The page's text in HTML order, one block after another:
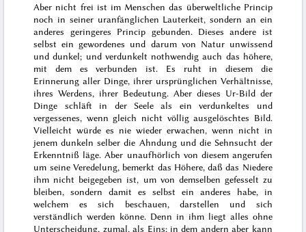
Aber nicht frei ist im Menschen das überweltliche Princip
noch in seiner uranfänglichen Lauterkeit, sondern an ein
anderes geringeres Princip gebunden. Dieses andere ist
selbst ein gewordenes und darum von Natur unwissend
und dunkel; und verdunkelt nothwendig auch das höhere,
mit dem es verbunden ist. Es ruht in diesem die
Erinnerung aller Dinge, ihrer ursprünglichen Verhältnisse,
ihres Werdens, ihrer Bedeutung. Aber dieses Ur-Bild der
Dinge schläft in der Seele als ein verdunkeltes und
vergessenes, wenn gleich nicht völlig ausgelöschtes Bild.
Vielleicht würde es nie wieder erwachen, wenn nicht in
jenem dunkeln selber die Ahndung und die Sehnsucht der
Erkenntniß läge. Aber unaufhörlich von diesem angerufen
um seine Veredelung, bemerkt das Höhere, daß das Niedere
ihm nicht beigegeben ist, um von demselben gefesselt zu
bleiben, sondern damit es selbst ein anderes habe, in
welchem es sich beschauen, darstellen und sich
verständlich werden könne. Denn in ihm liegt alles ohne
Unterscheidung, zumal, als Eins; in dem andern aber kann